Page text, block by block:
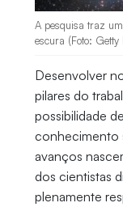
A pesquisa traz
escura (Foto: Getty
Desenvolver
pilares do
possibilidade
conhecimento
avanços
dos cientistas
plenamente